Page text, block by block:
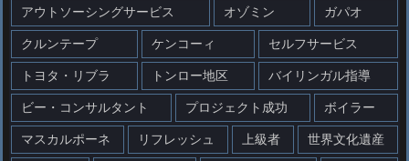
アウトソーシングサービス オゾミン ガパオ
クルンテープ ケンコーィ セルフサービス
トヨタ・リブラ トンロー地区 バイリンガル指導
ビー・コンサルタント プロジェクト成功 ボイラー
マスカルポーネ リフレッシュ 上級者 世界文化遺産